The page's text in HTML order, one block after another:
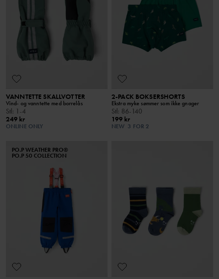
VANNTETTE SKALLVOTTER
Vind- og vanntette med borrelås
Stl: 1-4
249 kr
ONLINE ONLY
2-PACK BOKSERSHORTS
Ekstra myke sømmer som ikke gnager
Stl: 86-140
199 kr
NEW 3 FOR 2
PO.P WEATHER PRO®
PO.P 50 COLLECTION